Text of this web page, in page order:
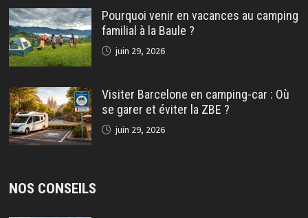
Pourquoi venir en vacances au camping
familial à la Baule ?
juin 29, 2026
Visiter Barcelone en camping-car : Où
se garer et éviter la ZBE ?
juin 29, 2026
NOS CONSEILS